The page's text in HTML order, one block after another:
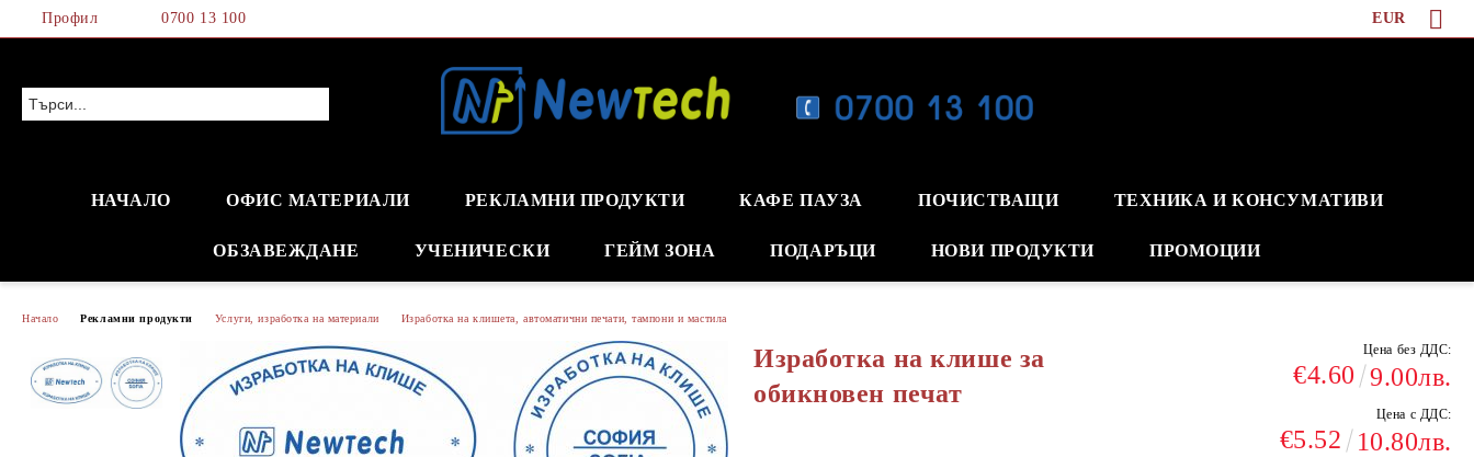
Профил 0700 13 100 EUR
НАЧАЛО ОФИС МАТЕРИАЛИ РЕКЛАМНИ ПРОДУКТИ КАФЕ ПАУЗА ПОЧИСТВАЩИ ТЕХНИКА И КОНСУМАТИВИ
ОБЗАВЕЖДАНЕ УЧЕНИЧЕСКИ ГЕЙМ ЗОНА ПОДАРЪЦИ НОВИ ПРОДУКТИ ПРОМОЦИИ
Начало Рекламни продукти Услуги, изработка на материали Изработка на клишета, автоматични печати, тампони и мастила
Изработка на клише за
обикновен печат
Цена без ДДС:
€4.60 9.00лв.
Цена с ДДС:
€5.52 10.80лв.